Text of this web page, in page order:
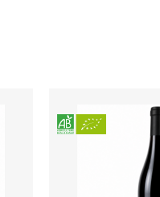
Caussiniojouls,
des parcelles,
au sud, à la
Liquière est
2008 et 2012
certifié du
y sont conformes :
l’environnement et
vinifications